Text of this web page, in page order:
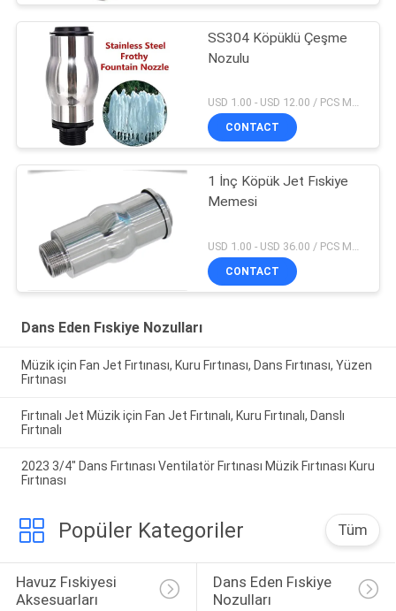
SS304 Köpüklü Çeşme
Nozulu
USD 1.00 - USD 12.00 / PCS MOQ:1 parça
CONTACT
1 İnç Köpük Jet Fıskiye
Memesi
USD 1.00 - USD 36.00 / PCS MOQ:1 parça
CONTACT
Dans Eden Fıskiye Nozulları
Müzik için Fan Jet Fırtınası, Kuru Fırtınası, Dans Fırtınası, Yüzen
Fırtınası
Fırtınalı Jet Müzik için Fan Jet Fırtınalı, Kuru Fırtınalı, Danslı
Fırtınalı
2023 3/4" Dans Fırtınası Ventilatör Fırtınası Müzik Fırtınası Kuru
Fırtınası
Popüler Kategoriler Tüm
Havuz Fıskiyesi
Aksesuarları
Dans Eden Fıskiye
Nozulları